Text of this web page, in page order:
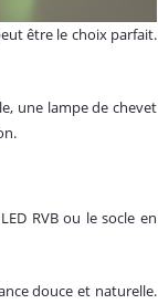
être le choix parfait.
une lampe de chevet
RVB ou le socle en
douce et naturelle.